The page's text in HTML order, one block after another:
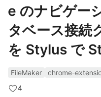
e のナビゲー
タベース接続
を Stylus で
FileMaker chrome-
4